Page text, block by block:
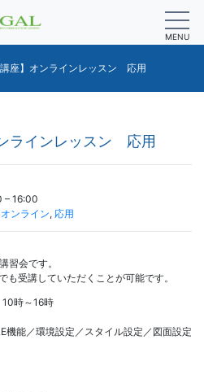
MENU
講座】オンラインレッスン 応用
ラインレッスン 応用
– 16:00
オンライン, 応用
習会です。
も受講していただくことが可能です。
時～16時
能／環境設定／スタイル設定／図面設定